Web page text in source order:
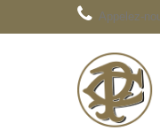
Appelez-